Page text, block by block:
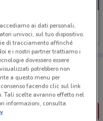
20.1 km
con te!
dei negozi vicino a te,
del risparmio, comodamente
L’APP
ai dati personali,
univoci, sul tuo dispositivo.
di tracciamento affinché
e i nostri partner trattiamo i
dovessero essere
potrebbero non
a questo menu per
facendo clic sul link
Tali scelte avranno effetto nel
informazioni, consulta